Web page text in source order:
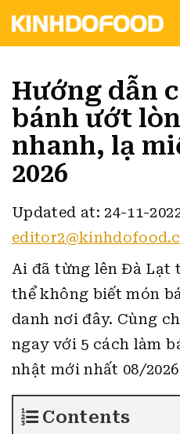
Hướng dẫn
bánh ướt
nhanh, lạ
2026
Updated at: 24-11-
Ai đã từng lên Đà Lạt
thể không biết món
danh nơi đây. Cùng
ngay với 5 cách làm
nhật mới nhất 08/
Contents